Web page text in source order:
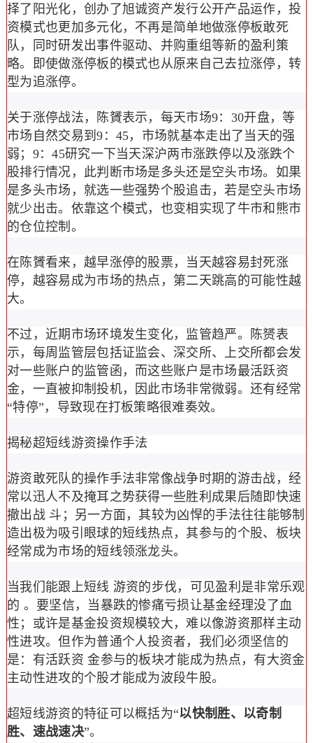
择了阳光化，创办了旭诚资产发行公开产品运作，投
资模式也更加多元化，不再是简单地做涨停板敢死
队，同时研发出事件驱动、并购重组等新的盈利策
略。即使做涨停板的模式也从原来自己去拉涨停，转
型为追涨停。
关于涨停战法，陈贇表示，每天市场9：30开盘，等
市场自然交易到9：45，市场就基本走出了当天的强
弱；9：45研究一下当天深沪两市涨跌停以及涨跌个
股排行情况，此判断市场是多头还是空头市场。如果
是多头市场，就选一些强势个股追击，若是空头市场
就少出击。依靠这个模式，也变相实现了牛市和熊市
的仓位控制。
在陈贇看来，越早涨停的股票，当天越容易封死涨
停，越容易成为市场的热点，第二天跳高的可能性越
大。
不过，近期市场环境发生变化，监管趋严。陈赟表
示，每周监管层包括证监会、深交所、上交所都会发
对一些账户的监管函，而这些账户是市场最活跃资
金，一直被抑制投机，因此市场非常微弱。还有经常
“特停”，导致现在打板策略很难奏效。
揭秘超短线游资操作手法
游资敢死队的操作手法非常像战争时期的游击战，经
常以迅人不及掩耳之势获得一些胜利成果后随即快速
撤出战 斗；另一方面，其较为凶悍的手法往往能够制
造出极为吸引眼球的短线热点，其参与的个股、板块
经常成为市场的短线领涨龙头。
当我们能跟上短线 游资的步伐，可见盈利是非常乐观
的 。要坚信，当暴跌的惨痛亏损让基金经理没了血
性；或许是基金投资规模较大，难以像游资那样主动
性进攻。但作为普通个人投资者，我们必须坚信的
是：有活跃资 金参与的板块才能成为热点，有大资金
主动性进攻的个股才能成为波段牛股。
超短线游资的特征可以概括为“以快制胜、以奇制
胜、速战速决”。